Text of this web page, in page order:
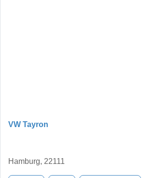
VW Tayron
Hamburg, 22111